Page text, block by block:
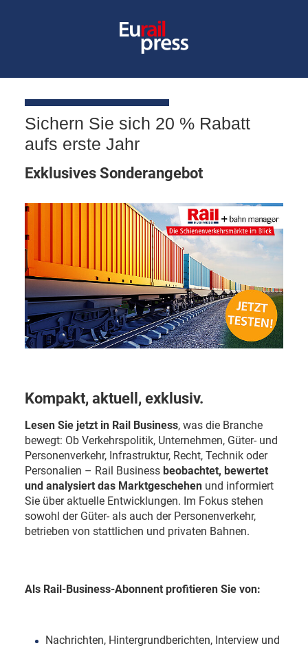
Sichern Sie sich 20 % Rabatt
aufs erste Jahr
Exklusives Sonderangebot
Kompakt, aktuell, exklusiv.
Lesen Sie jetzt in Rail Business, was die Branche
bewegt: Ob Verkehrspolitik, Unternehmen, Güter- und
Personenverkehr, Infrastruktur, Recht, Technik oder
Personalien – Rail Business beobachtet, bewertet
und analysiert das Marktgeschehen und informiert
Sie über aktuelle Entwicklungen. Im Fokus stehen
sowohl der Güter- als auch der Personenverkehr,
betrieben von stattlichen und privaten Bahnen.
Als Rail-Business-Abonnent profitieren Sie von:
Nachrichten, Hintergrundberichten, Interview und